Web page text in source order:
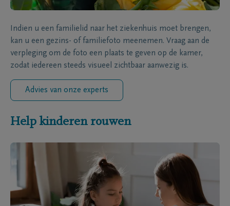
Indien u een familielid naar het ziekenhuis moet brengen,
kan u een gezins- of familiefoto meenemen. Vraag aan de
verpleging om de foto een plaats te geven op de kamer,
zodat iedereen steeds visueel zichtbaar aanwezig is.
Advies van onze experts
Help kinderen rouwen